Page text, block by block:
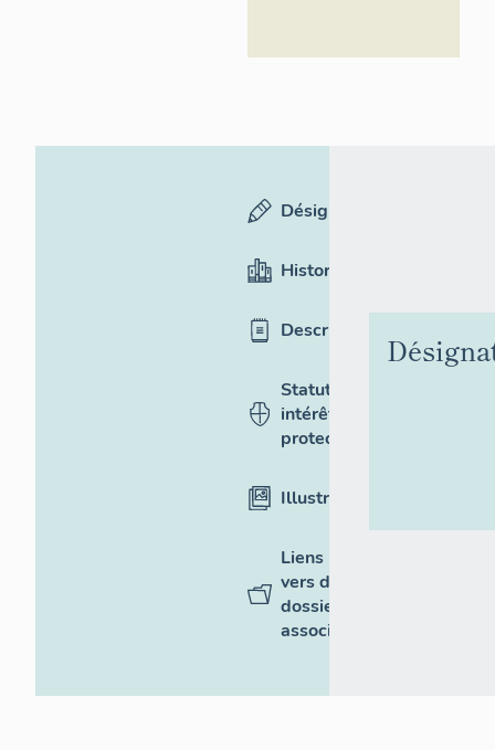
Désignation
Historique
Description
Statut,
intérêt et
protection
Illustrations
Liens
vers des
dossiers
associés